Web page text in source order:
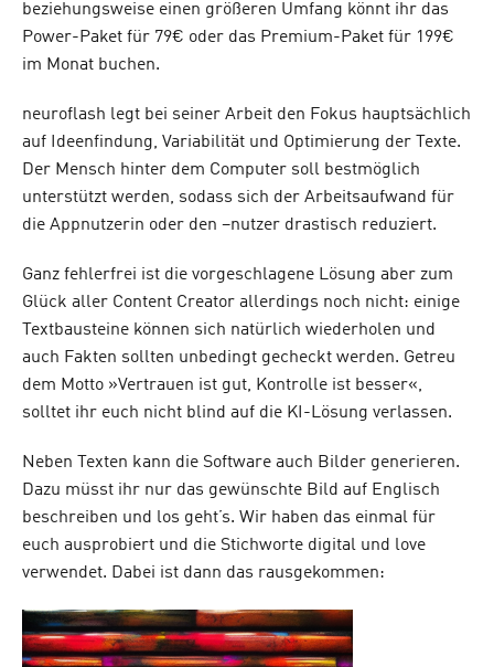
beziehungsweise einen größeren Umfang könnt ihr das
Power-Paket für 79€ oder das Premium-Paket für 199€
im Monat buchen.
neuroflash legt bei seiner Arbeit den Fokus hauptsächlich
auf Ideenfindung, Variabilität und Optimierung der Texte.
Der Mensch hinter dem Computer soll bestmöglich
unterstützt werden, sodass sich der Arbeitsaufwand für
die Appnutzerin oder den –nutzer drastisch reduziert.
Ganz fehlerfrei ist die vorgeschlagene Lösung aber zum
Glück aller Content Creator allerdings noch nicht: einige
Textbausteine können sich natürlich wiederholen und
auch Fakten sollten unbedingt gecheckt werden. Getreu
dem Motto »Vertrauen ist gut, Kontrolle ist besser«,
solltet ihr euch nicht blind auf die KI-Lösung verlassen.
Neben Texten kann die Software auch Bilder generieren.
Dazu müsst ihr nur das gewünschte Bild auf Englisch
beschreiben und los geht’s. Wir haben das einmal für
euch ausprobiert und die Stichworte digital und love
verwendet. Dabei ist dann das rausgekommen: